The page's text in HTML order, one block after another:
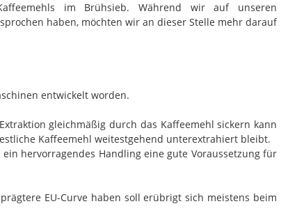
im Brühsieb. Während wir auf unseren
haben, möchten wir an dieser Stelle mehr darauf
entwickelt worden.
gleichmäßig durch das Kaffeemehl sickern kann
Kaffeemehl weitestgehend unterextrahiert bleibt.
hervorragendes Handling eine gute Voraussetzung für
EU-Curve haben soll erübrigt sich meistens beim